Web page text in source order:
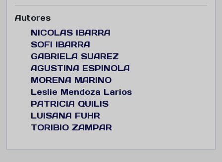
Autores
NICOLAS IBARRA
SOFI IBARRA
GABRIELA SUAREZ
AGUSTINA ESPINOLA
MORENA MARINO
Leslie Mendoza Larios
PATRICIA QUILIS
LUISANA FUHR
TORIBIO ZAMPAR